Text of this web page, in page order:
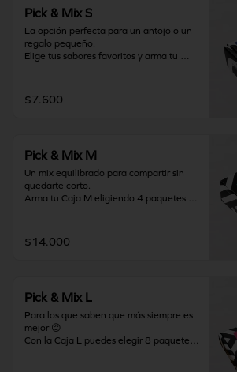
Pick & Mix S
La opción perfecta para un antojo o un
regalo pequeño.
Elige tus sabores favoritos y arma tu
para probar, compartir en pequeño o
darte un gustito solo para ti.
65% HR Máx.). Una vez abierto
consumir inmediatamente.
$7.600
Pick & Mix M
Un mix equilibrado para compartir sin
quedarte corto.
Arma tu Caja M eligiendo 4 paquetes de
para regalar, llevar a una junta o
disfrutar en familia.
65% HR Máx.). Una vez abierto
consumir inmediatamente.
$14.000
Pick & Mix L
Para los que saben que más siempre es
mejor 😌
Con la Caja L puedes elegir 8 paquetes